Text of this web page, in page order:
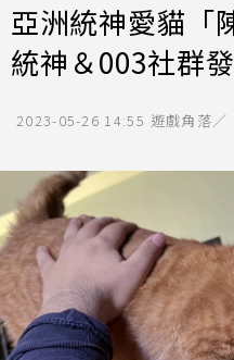
亞洲統神愛貓「
統神＆003社群
2023-05-26 14:55 遊戲角落／